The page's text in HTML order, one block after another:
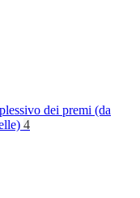
dei premi (da
4